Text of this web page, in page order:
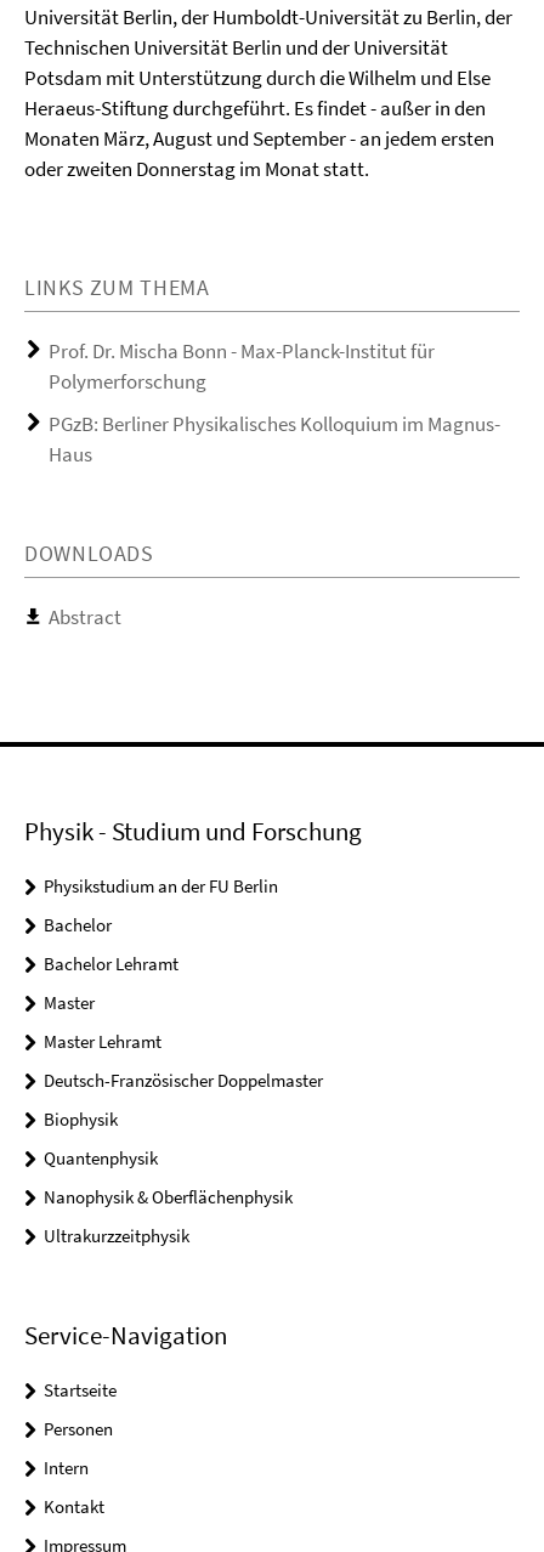
Universität Berlin, der Humboldt-Universität zu Berlin, der
Technischen Universität Berlin und der Universität
Potsdam mit Unterstützung durch die Wilhelm und Else
Heraeus-Stiftung durchgeführt. Es findet - außer in den
Monaten März, August und September - an jedem ersten
oder zweiten Donnerstag im Monat statt.
LINKS ZUM THEMA
Prof. Dr. Mischa Bonn - Max-Planck-Institut für
Polymerforschung
PGzB: Berliner Physikalisches Kolloquium im Magnus-
Haus
DOWNLOADS
Abstract
Physik - Studium und Forschung
Physikstudium an der FU Berlin
Bachelor
Bachelor Lehramt
Master
Master Lehramt
Deutsch-Französischer Doppelmaster
Biophysik
Quantenphysik
Nanophysik & Oberflächenphysik
Ultrakurzzeitphysik
Service-Navigation
Startseite
Personen
Intern
Kontakt
Impressum